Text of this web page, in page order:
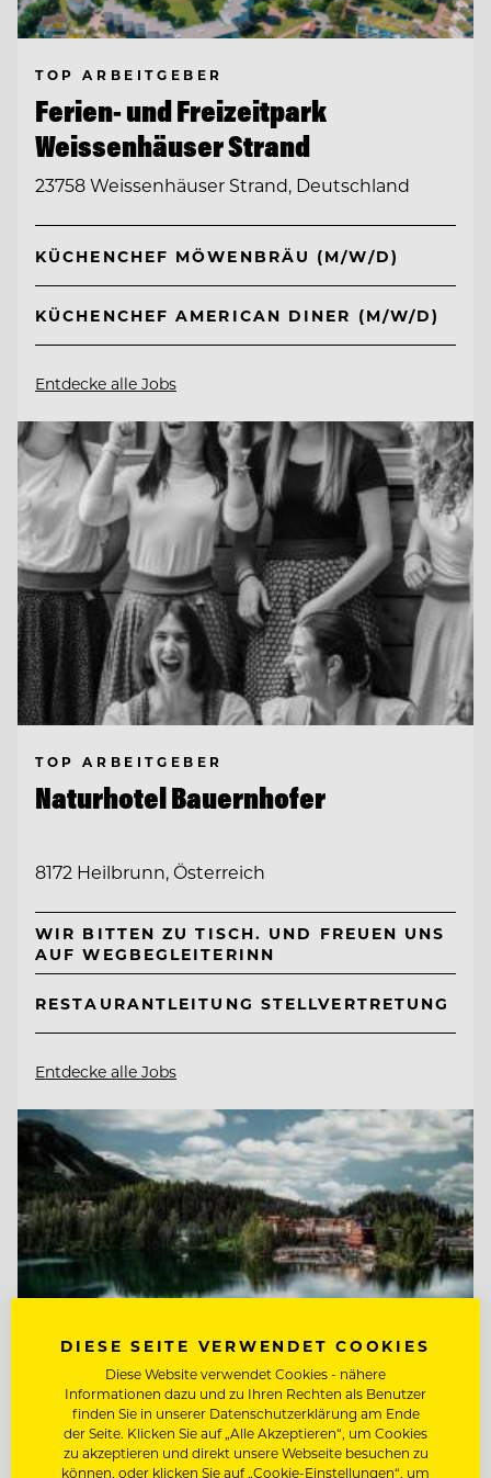
TOP ARBEITGEBER
Ferien- und Freizeitpark
Weissenhäuser Strand
23758 Weissenhäuser Strand, Deutschland
KÜCHENCHEF MÖWENBRÄU (M/W/D)
KÜCHENCHEF AMERICAN DINER (M/W/D)
Entdecke alle Jobs
TOP ARBEITGEBER
Naturhotel Bauernhofer
8172 Heilbrunn, Österreich
WIR BITTEN ZU TISCH. UND FREUEN UNS
AUF WEGBEGLEITERINN
RESTAURANTLEITUNG STELLVERTRETUNG
Entdecke alle Jobs
TOP ARBEITGEBER
DIESE SEITE VERWENDET COOKIES
Diese Website verwendet Cookies - nähere
Informationen dazu und zu Ihren Rechten als Benutzer
finden Sie in unserer Datenschutzerklärung am Ende
der Seite. Klicken Sie auf „Alle Akzeptieren“, um Cookies
zu akzeptieren und direkt unsere Webseite besuchen zu
können, oder klicken Sie auf „Cookie-Einstellungen“, um